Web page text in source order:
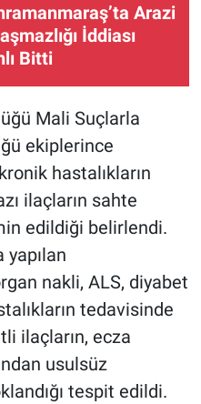
Arazi
İddiası
Bitti
Mali Suçlarla
ekiplerince
hastalıkların
ilaçların sahte
edildiği belirlendi.
nakli, ALS, diyabet
tedavisinde
ilaçların, ecza
usulsüz
tespit edildi.